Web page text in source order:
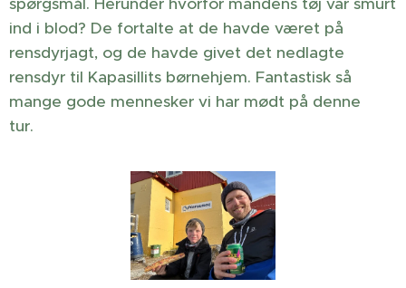
ind i blod? De fortalte at de havde været på
rensdyrjagt, og de havde givet det nedlagte
rensdyr til Kapasillits børnehjem. Fantastisk så
mange gode mennesker vi har mødt på denne
tur.